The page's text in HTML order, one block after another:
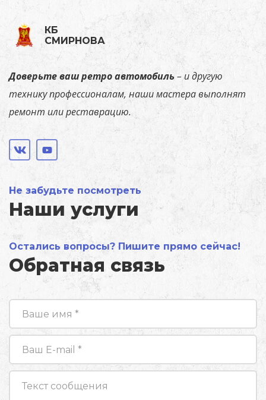
КБ
СМИРНОВА
Доверьтеваш ретро автомобиль– идругую
техникупрофессионалам, нашимастеравыполнят
ремонт или реставрацию.
Не забудьте посмотреть
Наши услуги
Остались вопросы? Пишите прямо сейчас!
Обратная связь